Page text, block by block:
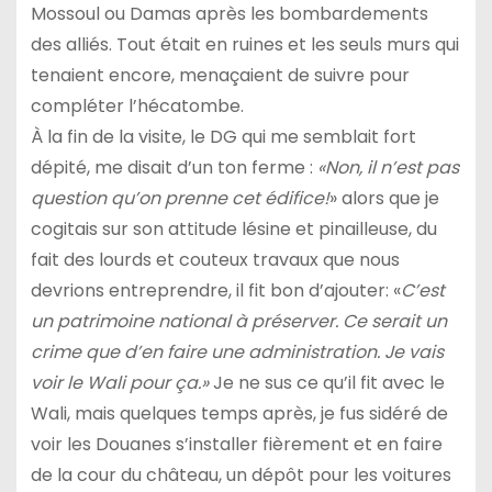
Mossoul ou Damas après les bombardements
des alliés. Tout était en ruines et les seuls murs qui
tenaient encore, menaçaient de suivre pour
compléter l’hécatombe.
À la fin de la visite, le DG qui me semblait fort
dépité, me disait d’un ton ferme : «Non, il n’est pas
question qu’on prenne cet édifice!» alors que je
cogitais sur son attitude lésine et pinailleuse, du
fait des lourds et couteux travaux que nous
devrions entreprendre, il fit bon d’ajouter: «C’est
un patrimoine national à préserver. Ce serait un
crime que d’en faire une administration. Je vais
voir le Wali pour ça.»Je ne sus ce qu’il fit avec le
Wali, mais quelques temps après, je fus sidéré de
voir les Douanes s’installer fièrement et en faire
de la cour du château, un dépôt pour les voitures